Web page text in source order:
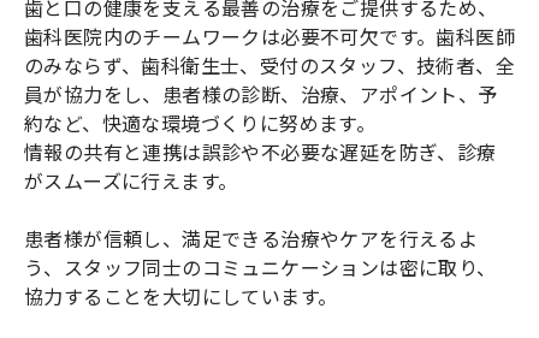
歯と口の健康を支える最善の治療をご提供するため、
歯科医院内のチームワークは必要不可欠です。歯科医師
のみならず、歯科衛生士、受付のスタッフ、技術者、全
員が協力をし、患者様の診断、治療、アポイント、予
約など、快適な環境づくりに努めます。
情報の共有と連携は誤診や不必要な遅延を防ぎ、診療
がスムーズに行えます。
患者様が信頼し、満足できる治療やケアを行えるよ
う、スタッフ同士のコミュニケーションは密に取り、
協力することを大切にしています。